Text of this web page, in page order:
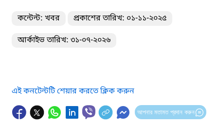
কন্টেন্ট: খবর প্রকাশের তারিখ: ০১-১১-২০২৫
আর্কাইভ তারিখ: ৩১-০৭-২০২৬
এই কনটেন্টটি শেয়ার করতে ক্লিক করুন
আপনার মতামত প্রদান করুন